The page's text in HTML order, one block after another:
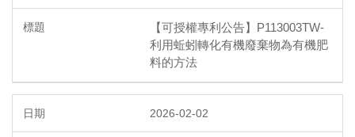
【可授權專利公告】P113003TW-
利用蚯蚓轉化有機廢棄物為有機肥
料的方法
2026-02-02